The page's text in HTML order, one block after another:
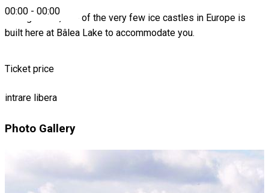
00:00 - 00:00
During winter, one of the very few ice castles in Europe is
built here at Bâlea Lake to accommodate you.
Ticket price
intrare libera
Photo Gallery